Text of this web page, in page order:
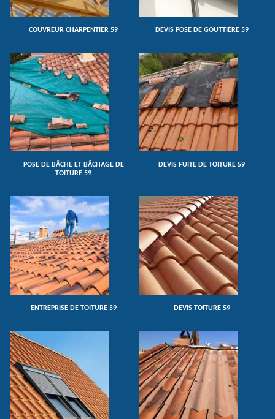
COUVREUR CHARPENTIER 59 DEVIS POSE DE GOUTTIÈRE 59
POSE DE BÂCHE ET BÂCHAGE DE
TOITURE 59
DEVIS FUITE DE TOITURE 59
ENTREPRISE DE TOITURE 59 DEVIS TOITURE 59